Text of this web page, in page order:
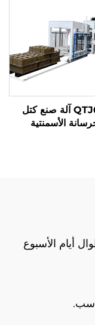
QTJ6-15 آلة صنع كتل
الأسمنتية
أيام الأسبوع